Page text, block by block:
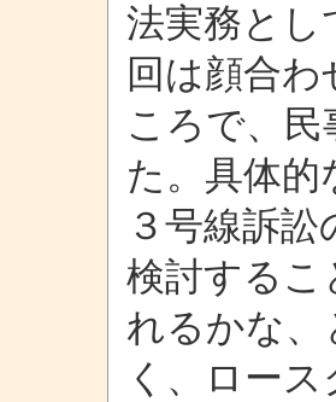
法実務とし
回は顔合
ころで、
た。具体的
３号線訴
検討する
れるかな
く、ロー